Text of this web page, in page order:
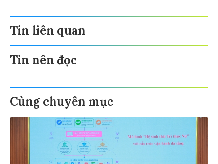
Tin liên quan
Tin nên đọc
Cùng chuyên mục